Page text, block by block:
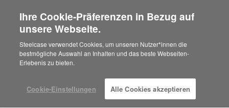
Are you in United States?
Would you like to see Products we sell in
your region?
Americas
Español
Ihre Cookie-Präferenzen in Bezug auf
unsere Webseite.
Steelcase verwendet Cookies, um unseren Nutzer*innen die
bestmögliche Auswahl an Inhalten und das beste Webseiten-
Erlebenis zu bieten.
Cookie-Einstellungen Alle Cookies akzeptieren